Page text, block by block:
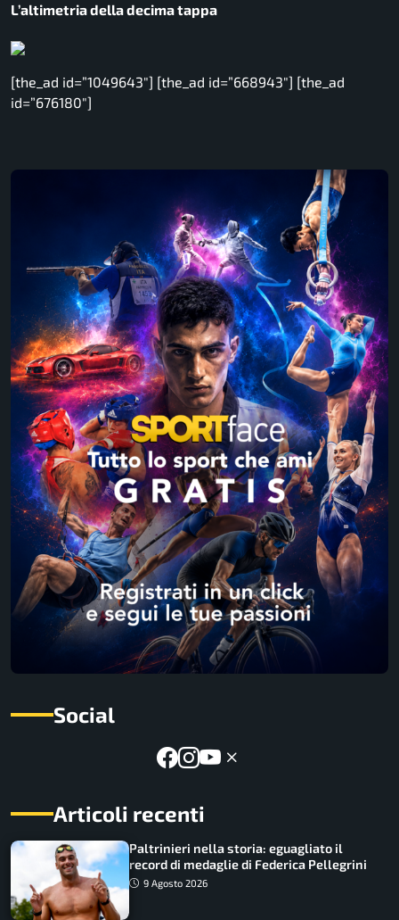
L’altimetria della decima tappa
[the_ad id=”1049643″] [the_ad id=”668943″] [the_ad
id=”676180″]
Social
Articoli recenti
Paltrinieri nella storia: eguagliato il
record di medaglie di Federica Pellegrini
9 Agosto 2026